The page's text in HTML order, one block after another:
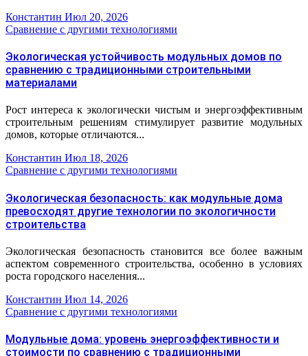
Константин Июл 20, 2026
Сравнение с другими технологиями
Экологическая устойчивость модульных домов по
сравнению с традиционными строительными
материалами
Рост интереса к экологически чистым и энергоэффективным
строительным решениям стимулирует развитие модульных
домов, которые отличаются...
Константин Июл 18, 2026
Сравнение с другими технологиями
Экологическая безопасность: как модульные дома
превосходят другие технологии по экологичности
строительства
Экологическая безопасность становится все более важным
аспектом современного строительства, особенно в условиях
роста городского населения...
Константин Июл 14, 2026
Сравнение с другими технологиями
Модульные дома: уровень энергоэффективности и
стоимости по сравнению с традиционными